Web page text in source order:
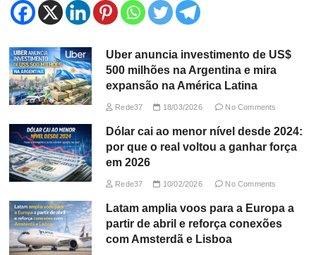
Uber anuncia investimento de US$
500 milhões na Argentina e mira
expansão na América Latina
Rede37 18/03/2026 No Comments
Dólar cai ao menor nível desde 2024:
por que o real voltou a ganhar força
em 2026
Rede37 10/02/2026 No Comments
Latam amplia voos para a Europa a
partir de abril e reforça conexões
com Amsterdã e Lisboa